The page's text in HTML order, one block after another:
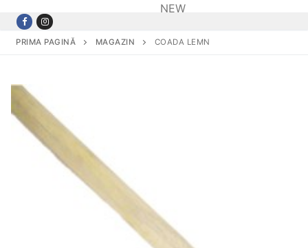
NEW
PRIMA PAGINĂ MAGAZIN COADA LEMN